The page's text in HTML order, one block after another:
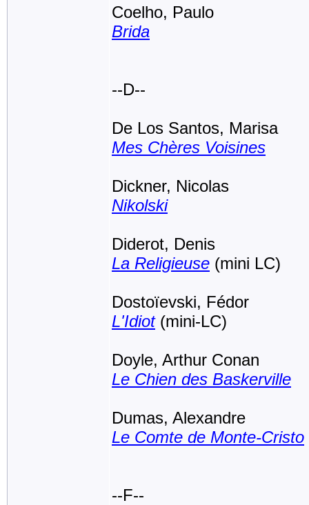
Coelho, Paulo
Brida
--D--
De Los Santos, Marisa
Mes Chères Voisines
Dickner, Nicolas
Nikolski
Diderot, Denis
La Religieuse (mini LC)
Dostoïevski, Fédor
L'Idiot(mini-LC)
Doyle, Arthur Conan
Le Chien des Baskerville
Dumas, Alexandre
Le Comte de Monte-Cristo
--F--